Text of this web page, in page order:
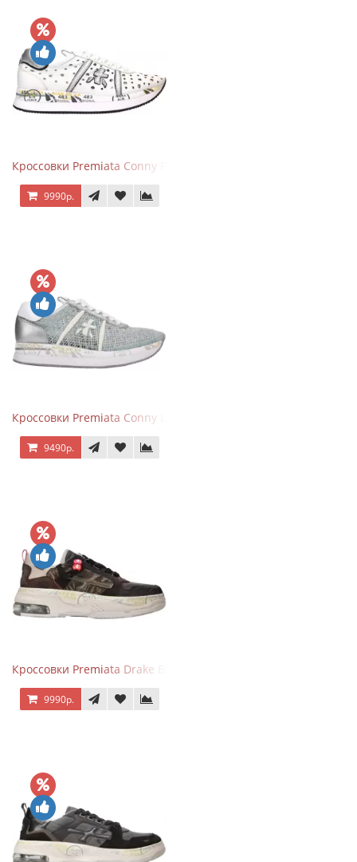
Кроссовки Premiata Conny Perforated White
9990р.
Кроссовки Premiata Conny Lace Blue Silver
9490р.
Кроссовки Premiata Drake Black Brown
9990р.